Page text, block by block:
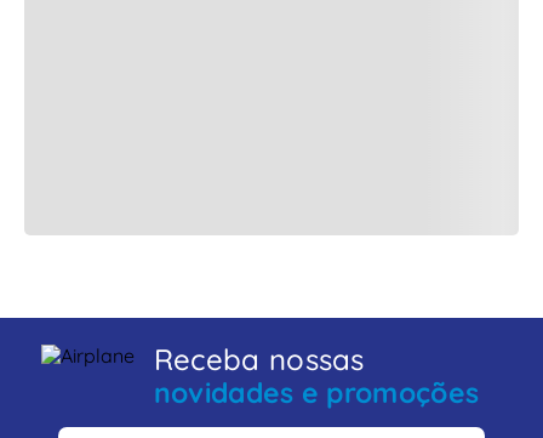
Receba nossas
novidades e promoções